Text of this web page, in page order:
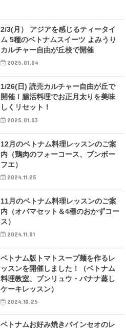
2/3(月） アジアを感じるティータイ
ム 5種のベトナムスイーツ よみうり
カルチャー自由が丘校で開催
2025.01.04
1/26(日) 読売カルチャー自由が丘で
開催！腸活料理でお正月太りを美味
しくリセット！
2025.01.03
12月のベトナム料理レッスンのご案
内（鶏肉のフォーコース、ブンボー
フエ）
2024.11.25
11月のベトナム料理レッスンのご案
内（オバマセット＆4種のおかずコー
ス）
2024.11.01
ベトナム版トマトスープ麺を作るレ
ッスンを開催しました！（ベトナム
料理教室、ブンリュウ・バナナ蒸し
ケーキレッスン）
2024.10.25
ベトナムお好み焼きバインセオのレ